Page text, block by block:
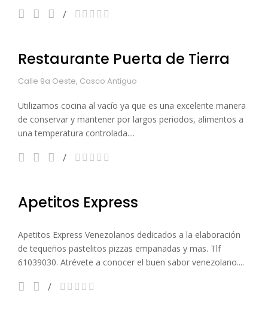
Restaurante Puerta de Tierra
Calle 9a Oeste, Casco Antiguo
Utilizamos cocina al vacío ya que es una excelente manera
de conservar y mantener por largos periodos, alimentos a
una temperatura controlada....
Apetitos Express
Apetitos Express Venezolanos dedicados a la elaboración
de tequeños pastelitos pizzas empanadas y mas. Tlf
61039030. Atrévete a conocer el buen sabor venezolano....